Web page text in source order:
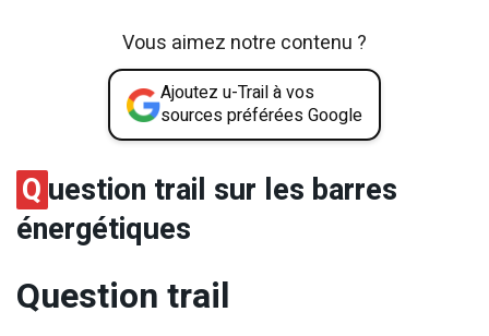
Vous aimez notre contenu ?
Ajoutez u-Trail à vos
sources préférées Google
Q uestion trail sur les barres
énergétiques
Question trail